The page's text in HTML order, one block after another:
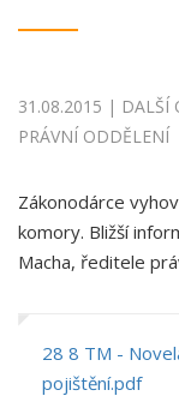
31.08.2015 | DALŠÍ
PRÁVNÍ ODDĚLENÍ
Zákonodárce
komory. Bližší
Macha, ředitele
28 8 TM -
pojištění.pdf